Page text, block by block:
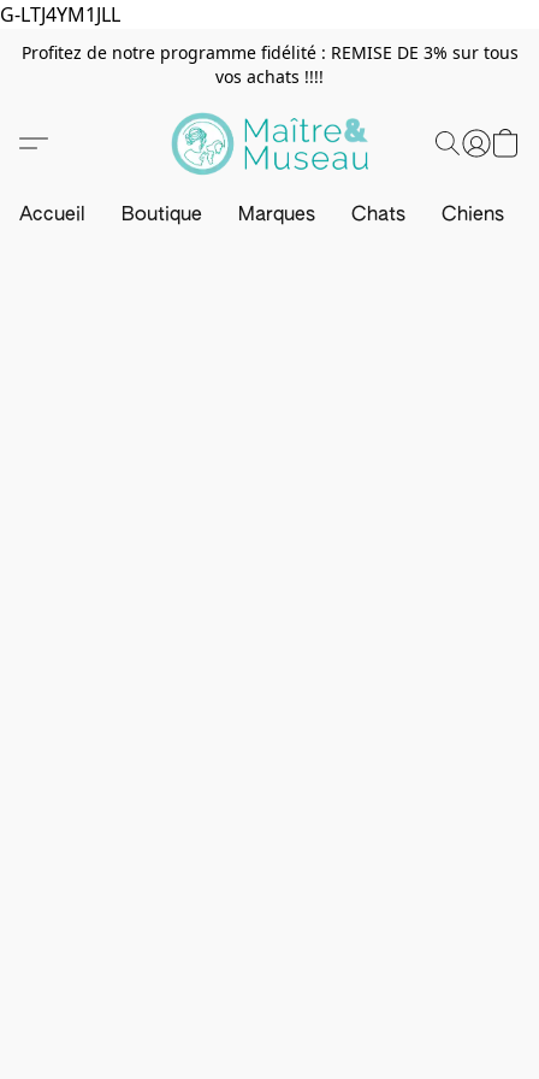
G-LTJ4YM1JLL
Profitez de notre programme fidélité : REMISE DE 3% sur tous
vos achats !!!!
Accueil Boutique Marques Chats Chiens